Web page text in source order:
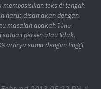
memposisikan teks di tengah
harus disamakan dengan
masalah apakah line-
satuan persen atau tidak,
artinya sama dengan tinggi